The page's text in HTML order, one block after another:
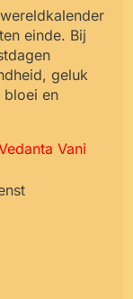
einde. Bij
geluk
bloei en
Vani